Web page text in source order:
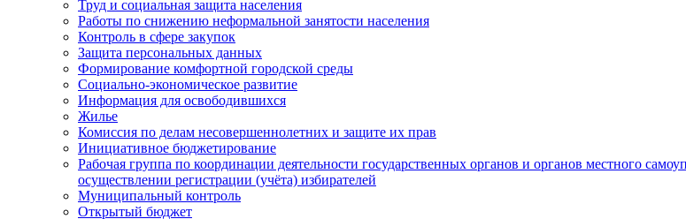
Труд и социальная защита населения
Работы по снижению неформальной занятости населения
Контроль в сфере закупок
Защита персональных данных
Формирование комфортной городской среды
Социально-экономическое развитие
Информация для освободившихся
Жилье
Комиссия по делам несовершеннолетних и защите их прав
Инициативное бюджетирование
Рабочая группа по координации деятельности государственных органов и органов местного
осуществлении регистрации (учёта) избирателей
Муниципальный контроль
Открытый бюджет